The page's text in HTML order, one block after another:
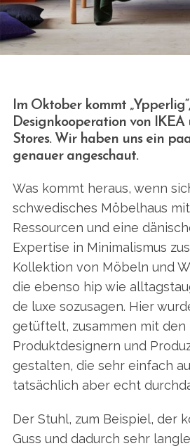
Im Oktober kommt
Designkooperation von IKEA
Stores. Wir haben uns ein
genauer angeschaut.
Was kommt heraus, wenn
schwedisches Möbelhaus
Ressourcen und eine
Expertise in Minimalismus
Kollektion von Möbeln und
die ebenso hip wie
de luxe sozusagen. Hier
getüftelt, zusammen mit den
Produktdesignern und
gestalten, die sehr einfach
tatsächlich aber echt
Der Stuhl, zum Beispiel, der
Guss und dadurch sehr